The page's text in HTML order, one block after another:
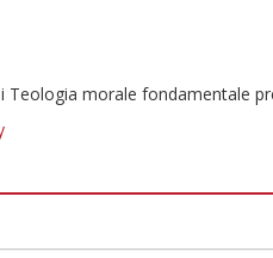
Teologia morale fondamentale